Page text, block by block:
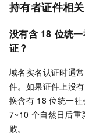
持有者证件相
没有含 18 位统
证？
域名实名认证时通
件。如果证件上没有
换含有 18 位统一
7~10 个自然日后重
败。